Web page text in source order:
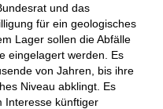
und das
für ein geologisches
Lager sollen die Abfälle
eingelagert werden. Es
von Jahren, bis ihre
Niveau abklingt. Es
Interesse künftiger